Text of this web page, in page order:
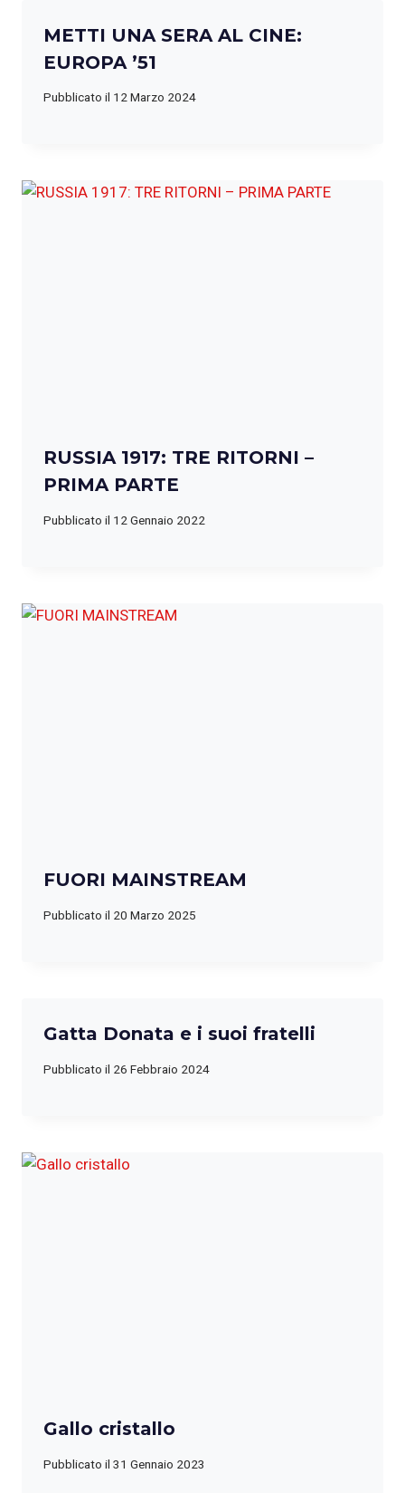
METTI UNA SERA AL CINE:
EUROPA ’51
Pubblicato il 12 Marzo 2024
RUSSIA 1917: TRE RITORNI –
PRIMA PARTE
Pubblicato il 12 Gennaio 2022
FUORI MAINSTREAM
Pubblicato il 20 Marzo 2025
Gatta Donata e i suoi fratelli
Pubblicato il 26 Febbraio 2024
Gallo cristallo
Pubblicato il 31 Gennaio 2023